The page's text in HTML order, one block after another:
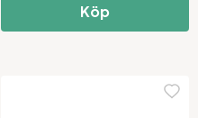
Köp